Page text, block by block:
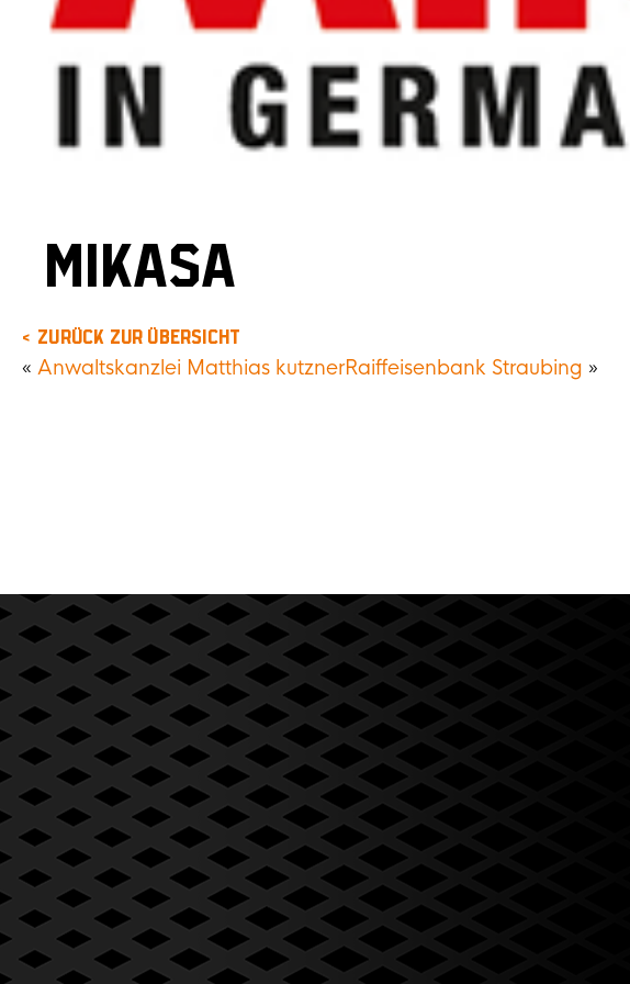
MIKASA
zurück zur Übersicht
« Anwaltskanzlei Matthias kutznerRaiffeisenbank Straubing »